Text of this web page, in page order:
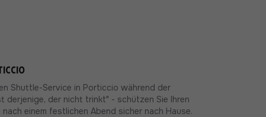
Shuttle-Service in Porticcio während der
derjenige, der nicht trinkt" - schützen Sie Ihren
nach einem festlichen Abend sicher nach Hause.